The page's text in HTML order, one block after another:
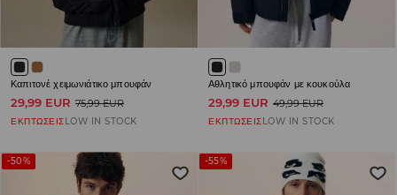
Καπιτονέ χειμωνιάτικο μπουφάν
29,99 EUR 75,99 EUR
ΕΚΠΤΩΣΕΙΣ LOW IN STOCK
Αθλητικό μπουφάν με κουκούλα
29,99 EUR 49,99 EUR
ΕΚΠΤΩΣΕΙΣ LOW IN STOCK
-50% -55%